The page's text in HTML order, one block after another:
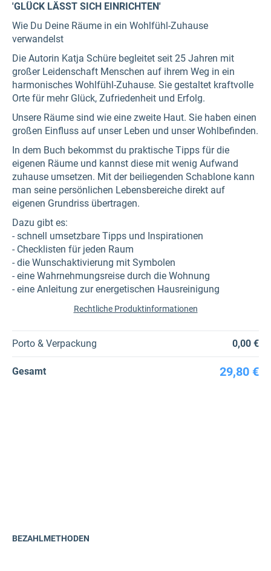
'GLÜCK LÄSST SICH EINRICHTEN'
Wie Du Deine Räume in ein Wohlfühl-Zuhause
verwandelst
Die Autorin Katja Schüre begleitet seit 25 Jahren mit
großer Leidenschaft Menschen auf ihrem Weg in ein
harmonisches Wohlfühl-Zuhause. Sie gestaltet kraftvolle
Orte für mehr Glück, Zufriedenheit und Erfolg.
Unsere Räume sind wie eine zweite Haut. Sie haben einen
großen Einfluss auf unser Leben und unser Wohlbefinden.
In dem Buch bekommst du praktische Tipps für die
eigenen Räume und kannst diese mit wenig Aufwand
zuhause umsetzen. Mit der beiliegenden Schablone kann
man seine persönlichen Lebensbereiche direkt auf
eigenen Grundriss übertragen.
Dazu gibt es:
- schnell umsetzbare Tipps und Inspirationen
- Checklisten für jeden Raum
- die Wunschaktivierung mit Symbolen
- eine Wahrnehmungsreise durch die Wohnung
- eine Anleitung zur energetischen Hausreinigung
Rechtliche Produktinformationen
Porto & Verpackung 0,00 €
Gesamt 29,80 €
BEZAHLMETHODEN